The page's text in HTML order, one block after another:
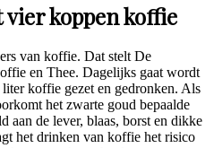
vier koppen koffie
van koffie. Dat stelt De
en Thee. Dagelijks gaat wordt
koffie gezet en gedronken. Als
het zwarte goud bepaalde
aan de lever, blaas, borst en dikke
het drinken van koffie het risico